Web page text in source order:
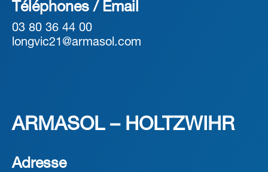
Téléphones / Email
03 80 36 44 00
longvic21@armasol.com
ARMASOL – HOLTZWIHR
Adresse